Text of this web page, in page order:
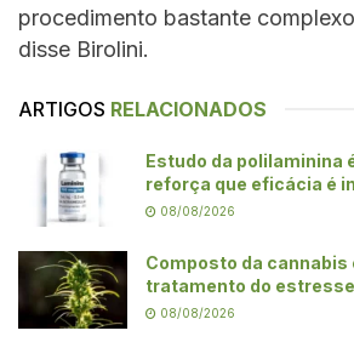
procedimento bastante
disse Birolini.
ARTIGOS RELACIONADOS
Estudo da polilaminina
reforça que eficácia é
08/08/2026
Composto da cannabis
tratamento do
08/08/2026